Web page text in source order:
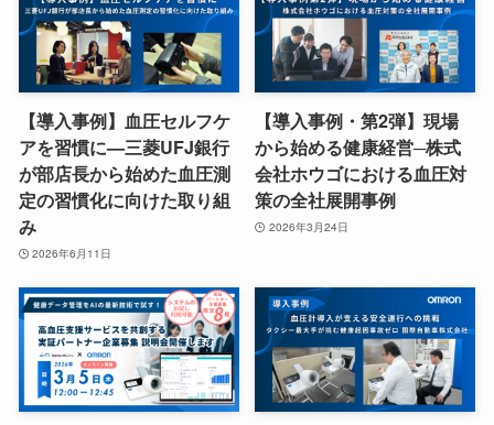
【導入事例】血圧セルフケ
アを習慣に—三菱UFJ銀行
が部店長から始めた血圧測
定の習慣化に向けた取り組
み
2026年6月11日
【導入事例・第2弾】現場
から始める健康経営─株式
会社ホウゴにおける血圧対
策の全社展開事例
2026年3月24日